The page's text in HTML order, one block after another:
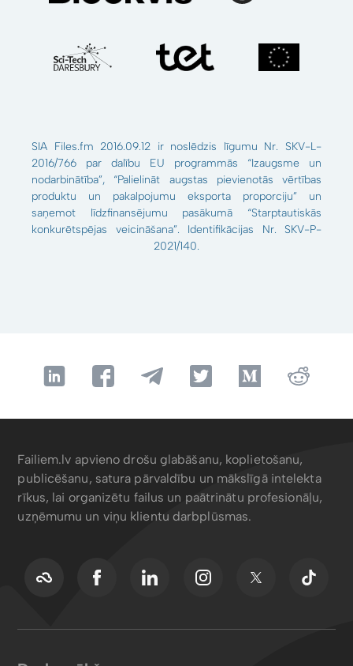
SIA Files.fm 2016.09.12 ir noslēdzis līgumu Nr. SKV-L-
2016/766 par dalību EU programmās “Izaugsme un
nodarbinātība”, “Palielināt augstas pievienotās vērtības
produktu un pakalpojumu eksporta proporciju” un
saņemot līdzfinansējumu pasākumā “Starptautiskās
konkurētspējas veicināšana”. Identifikācijas Nr. SKV-P-
2021/140.
Failiem.lv apvieno drošu glabāšanu, koplietošanu,
publicēšanu, satura pārvaldību un mākslīgā intelekta
rīkus, lai organizētu failus un paātrinātu profesionāļu,
uzņēmumu un viņu klientu darbplūsmas.